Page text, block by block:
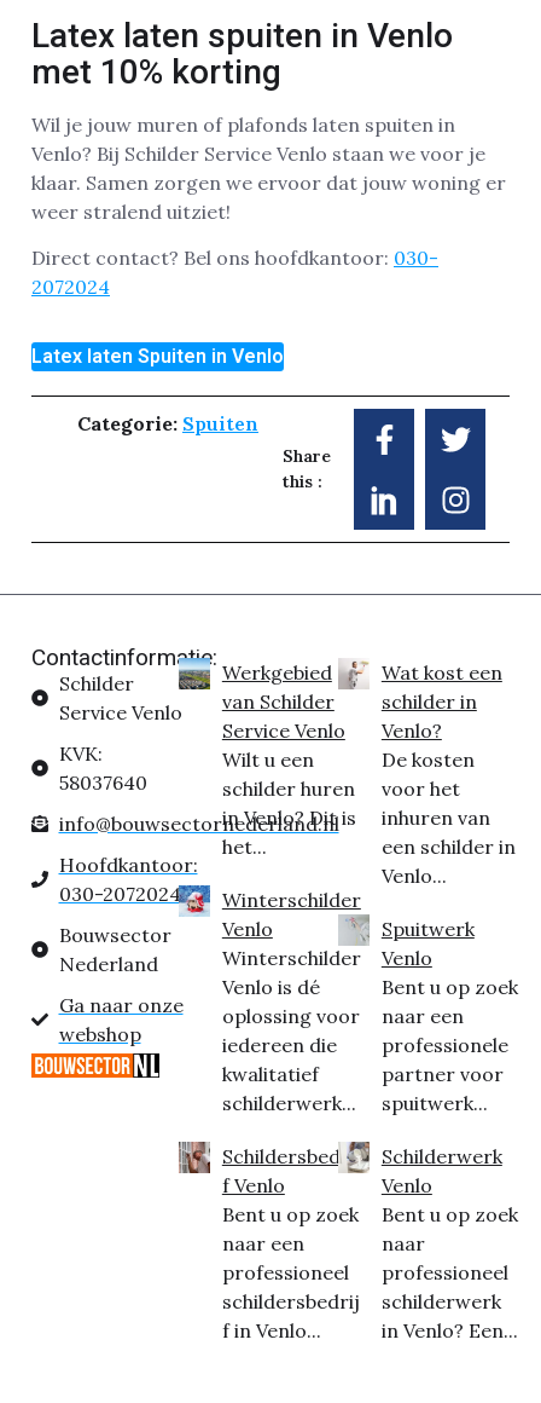
Latex laten spuiten in Venlo
met 10% korting
Wil je jouw muren of plafonds laten spuiten in
Venlo? Bij Schilder Service Venlo staan we voor je
klaar. Samen zorgen we ervoor dat jouw woning er
weer stralend uitziet!
Direct contact? Bel ons hoofdkantoor: 030-
2072024
Latex laten Spuiten in Venlo
Categorie: Spuiten
Share
this :
Contactinformatie:
Schilder
Service Venlo
KVK:
58037640
info@bouwsectornederland.nl
Hoofdkantoor:
030-2072024
Bouwsector
Nederland
Ga naar onze
webshop
Werkgebied
van Schilder
Service Venlo
Wilt u een
schilder huren
in Venlo? Dit is
het...
Winterschilder
Venlo
Winterschilder
Venlo is dé
oplossing voor
iedereen die
kwalitatief
schilderwerk...
Schildersbedrij
f Venlo
Bent u op zoek
naar een
professioneel
schildersbedrij
f in Venlo...
Wat kost een
schilder in
Venlo?
De kosten
voor het
inhuren van
een schilder in
Venlo...
Spuitwerk
Venlo
Bent u op zoek
naar een
professionele
partner voor
spuitwerk...
Schilderwerk
Venlo
Bent u op zoek
naar
professioneel
schilderwerk
in Venlo? Een...